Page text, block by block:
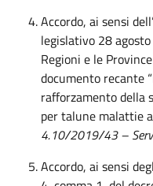
Accordo, ai sensi
legislativo 28
Regioni e le
documento recante
rafforzamento della
per talune malattie
4.10/2019/43 –
Accordo, ai sensi